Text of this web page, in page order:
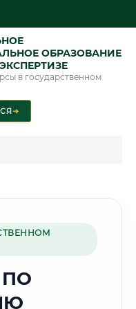
ОБРАЗОВАНИЕ
в государственном
➜
"Судебная экспертиза"
"Экспертиза"